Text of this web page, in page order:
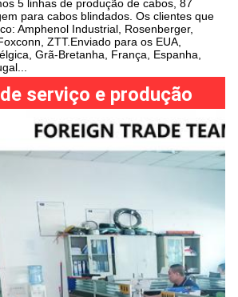
5 linhas de produção de cabos, 87
para cabos blindados. Os clientes que
Amphenol Industrial, Rosenberger,
ZTT.Enviado para os EUA,
Grã-Bretanha, França, Espanha,
serviço e produção